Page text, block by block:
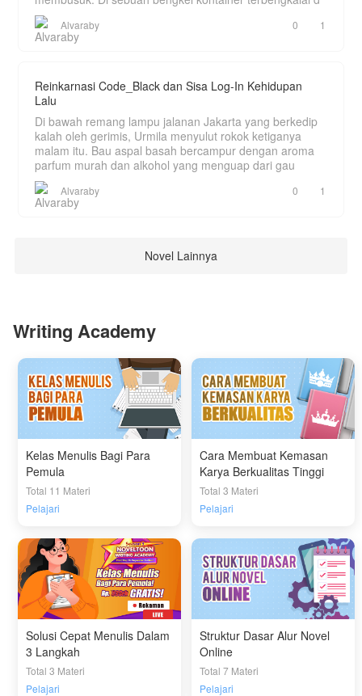
Alvaraby 0 1
Reinkarnasi Code_Black dan Sisa Log-In Kehidupan
Lalu
Di bawah remang lampu jalanan Jakarta yang berkedip
kalah oleh gerimis, Urmila menyulut rokok ketiganya
malam itu. Bau aspal basah bercampur dengan aroma
parfum murah dan alkohol yang menguap dari gau
Alvaraby 0 1
Novel Lainnya
Writing Academy
Kelas Menulis Bagi Para
Pemula
Total 11 Materi
Pelajari
Cara Membuat Kemasan
Karya Berkualitas Tinggi
Total 3 Materi
Pelajari
Solusi Cepat Menulis Dalam
3 Langkah
Total 3 Materi
Pelajari
Struktur Dasar Alur Novel
Online
Total 7 Materi
Pelajari